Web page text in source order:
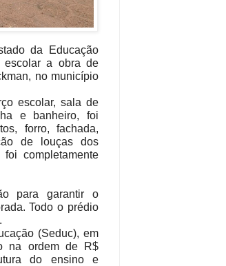
da Educação
escolar a obra de
no município
escolar, sala de
e banheiro, foi
forro, fachada,
de louças dos
completamente
para garantir o
Todo o prédio
(Seduc), em
na ordem de R$
do ensino e